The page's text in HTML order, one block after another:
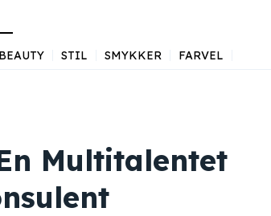
BEAUTY STIL SMYKKER FARVEL
Multitalentet